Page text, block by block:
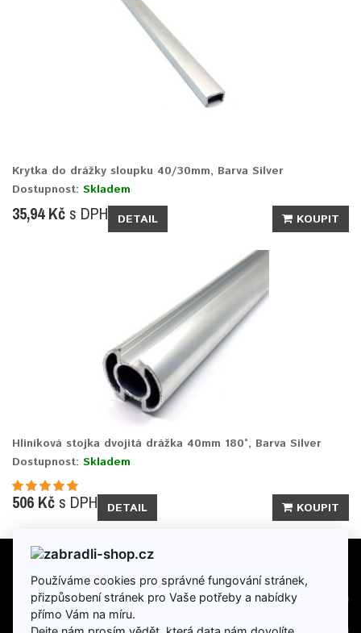
Krytka do drážky sloupku 40/30mm, Barva Silver
Dostupnost: Skladem
35,94 Kč s DPH DETAIL KOUPIT
Hliníková stojka dvojitá drážka 40mm 180°, Barva Silver
Dostupnost: Skladem
506 Kč s DPH DETAIL KOUPIT
INFORMACE
Používáme cookies pro správné fungování stránek,
přizpůsobení stránek pro Vaše potřeby a nabídky
přímo Vám na míru.